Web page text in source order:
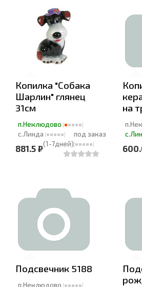
Копилка "Собака
Шарлин" глянец
31см
п.Неклюдово
с.Линда
под заказ
(1-7дней)
881.5 ₽
на
Подсвечник 5188
п.Неклюдово